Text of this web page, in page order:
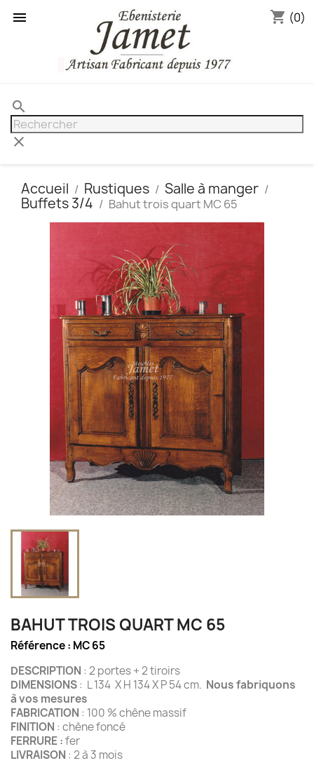
 shopping_cart (0)
search
clear
Accueil Rustiques
Salle à manger
Buffets 3/4
Bahut trois quart MC 65
BAHUT TROIS QUART MC 65
Référence : MC 65
DESCRIPTION : 2 portes + 2 tiroirs
DIMENSIONS: L 134 X H 134 X P 54 cm. Nous fabriquons
à vos mesures
FABRICATION : 100 % chêne massif
FINITION : chêne foncé
FERRURE :fer
LIVRAISON : 2 à 3 mois